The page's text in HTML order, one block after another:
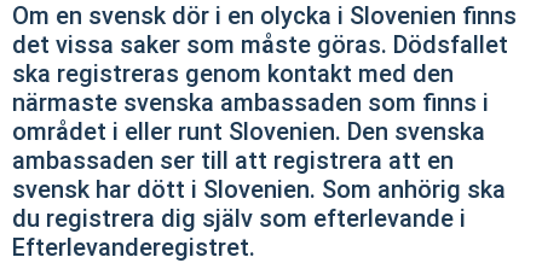
Om en svensk dör i en olycka i Slovenien finns
det vissa saker som måste göras. Dödsfallet
ska registreras genom kontakt med den
närmaste svenska ambassaden som finns i
området i eller runt Slovenien. Den svenska
ambassaden ser till att registrera att en
svensk har dött i Slovenien. Som anhörig ska
du registrera dig själv som efterlevande i
Efterlevanderegistret.